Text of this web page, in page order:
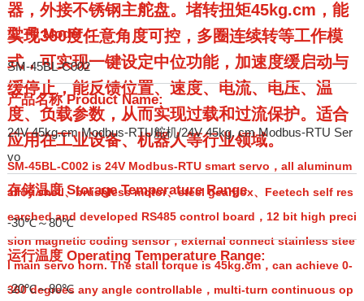
器，外接不锈钢主舵盘。堵转扭矩45kg.cm，能
实现360度任意角度可控，多圈连续转等工作模
式，可实现一键设定中位功能，加速度缓启动与
缓停止，能反馈位置、速度、电流、电压、温
度、负载参数，从而实现过载和过流保护。适合
应用在工业设备、机器人等行业领域。
SM-45BL-C002 is 24V Modbus-RTU smart servo，all aluminum
alloy shell、brushless motor、steel gearbox、Feetech self res
earched and developed RS485 control board，12 bit high preci
sion magnetic coding sensor，external connect stainless stee
l main servo horn. The stall torque is 45kg.cm，can achieve 0-
360 degrees any angle controllable，multi-turn continuous op
型 号 Model：
SM-45BL-C002
产品名称 Product Name:
24V 45kg.cm Modbus-RTU舵机/24V 45kg. cm Modbus-RTU Ser
vo
存储温度 Storage Temperature Range
-30℃～80℃
运行温度 Operating Temperature Range:
-20℃～80℃